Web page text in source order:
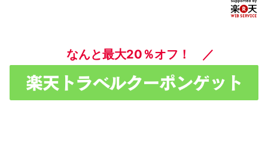
なんと最大20％オフ！ ／